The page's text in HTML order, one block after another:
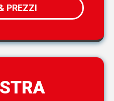
PREZZI